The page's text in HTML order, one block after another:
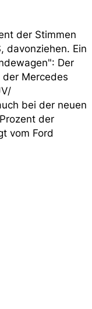
der Stimmen
davonziehen. Ein
Der
Mercedes
bei der neuen
der
vom Ford